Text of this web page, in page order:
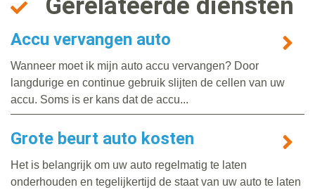
Gerelateerde diensten
Accu vervangen auto
Wanneer moet ik mijn auto accu vervangen? Door
langdurige en continue gebruik slijten de cellen van uw
accu. Soms is er kans dat de accu...
Grote beurt auto kosten
Het is belangrijk om uw auto regelmatig te laten
onderhouden en tegelijkertijd de staat van uw auto te laten